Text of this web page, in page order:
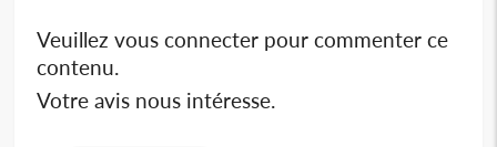
Veuillez vous connecter pour commenter ce
contenu.
Votre avis nous intéresse.